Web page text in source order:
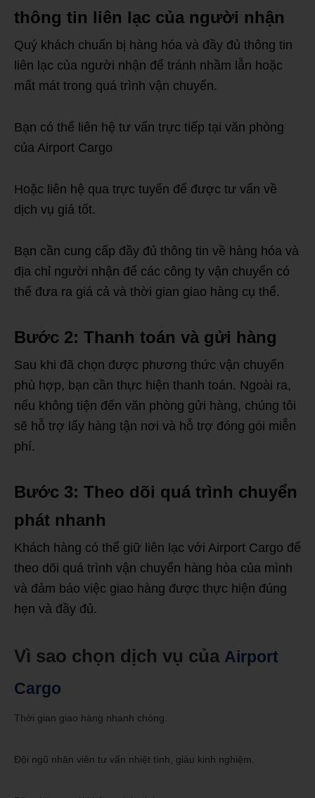
thông tin liên lạc của người nhận
Quý khách chuẩn bị hàng hóa và đầy đủ thông tin
liên lạc của người nhận để tránh nhầm lẫn hoặc
mất mát trong quá trình vận chuyển.
Bạn có thể liên hệ tư vấn trực tiếp tại văn phòng
của Airport Cargo
Hoặc liên hệ qua trực tuyến để được tư vấn về
dịch vụ giá tốt.
Bạn cần cung cấp đầy đủ thông tin về hàng hóa và
địa chỉ người nhận để các công ty vận chuyển có
thể đưa ra giá cả và thời gian giao hàng cụ thể.
Bước 2: Thanh toán và gửi hàng
Sau khi đã chọn được phương thức vận chuyển
phù hợp, bạn cần thực hiện thanh toán. Ngoài ra,
nếu không tiện đến văn phòng gửi hàng, chúng tôi
sẽ hỗ trợ lấy hàng tận nơi và hỗ trợ đóng gói miễn
phí.
Bước 3: Theo dõi quá trình chuyển
phát nhanh
Khách hàng có thể giữ liên lạc với Airport Cargo để
theo dõi quá trình vận chuyển hàng hòa của mình
và đảm báo việc giao hàng được thực hiện đúng
hẹn và đầy đủ.
Vì sao chọn dịch vụ của Airport
Cargo
Thời gian giao hàng nhanh chóng.
Đội ngũ nhân viên tư vấn nhiệt tình, giàu kinh nghiệm.